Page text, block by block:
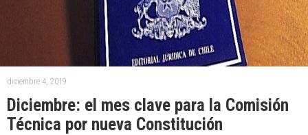
diciembre 4, 2019
Diciembre: el mes clave para la Comisión
Técnica por nueva Constitución